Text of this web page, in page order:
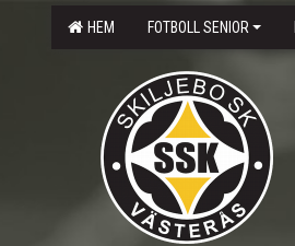
HEM FOTBOLL SENIOR